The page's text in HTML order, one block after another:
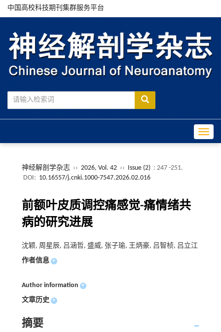
中国高校科技期刊集群服务平台
神经解剖学杂志 ›› 2026, Vol. 42 ›› Issue (2) : 247 -251.
DOI: 10.16557/j.cnki.1000-7547.2026.02.016
前额叶皮质调控痛感觉-痛情绪共
病的研究进展
沈颖, 周星辰, 吕涵哲, 盛威, 张子瑜, 王炳豪, 吕智桢, 吕立江
作者信息 +
Author information +
文章历史 +
摘要